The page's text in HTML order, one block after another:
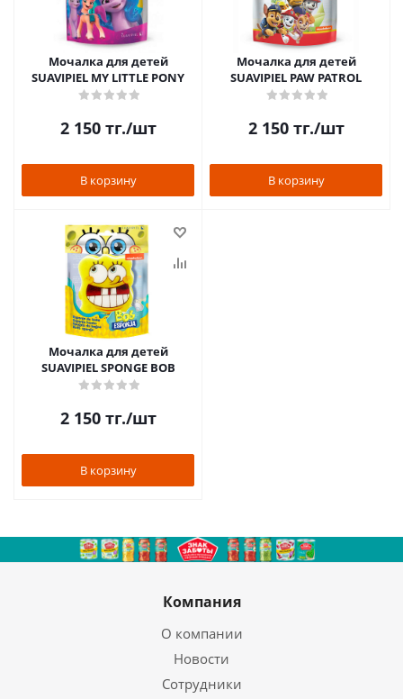
Мочалка для детей
SUAVIPIEL MY LITTLE PONY
2 150тг./шт
В корзину
Мочалка для детей
SUAVIPIEL PAW PATROL
2 150тг./шт
В корзину
Мочалка для детей
SUAVIPIEL SPONGE BOB
2 150тг./шт
В корзину
Компания
О компании
Новости
Сотрудники